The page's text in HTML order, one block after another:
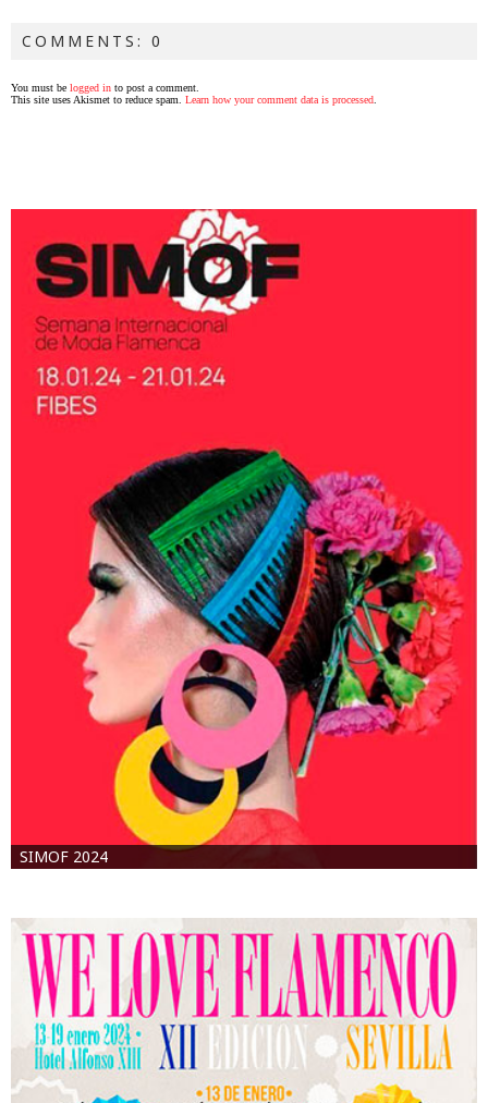
COMMENTS: 0
You must be logged in to post a comment.
This site uses Akismet to reduce spam. Learn how your comment data is processed
SIMOF 2024